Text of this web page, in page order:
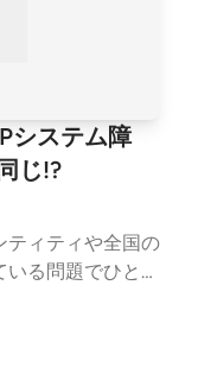
システム障
じ!?
ティティや全国の
る問題でひとし
、江崎グリコと